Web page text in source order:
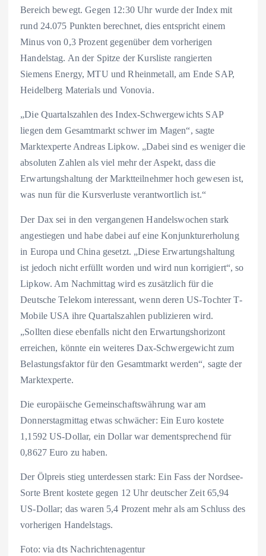
Bereich bewegt. Gegen 12:30 Uhr wurde der Index mit
rund 24.075 Punkten berechnet, dies entspricht einem
Minus von 0,3 Prozent gegenüber dem vorherigen
Handelstag. An der Spitze der Kursliste rangierten
Siemens Energy, MTU und Rheinmetall, am Ende SAP,
Heidelberg Materials und Vonovia.
„Die Quartalszahlen des Index-Schwergewichts SAP
liegen dem Gesamtmarkt schwer im Magen“, sagte
Marktexperte Andreas Lipkow. „Dabei sind es weniger die
absoluten Zahlen als viel mehr der Aspekt, dass die
Erwartungshaltung der Marktteilnehmer hoch gewesen ist,
was nun für die Kursverluste verantwortlich ist.“
Der Dax sei in den vergangenen Handelswochen stark
angestiegen und habe dabei auf eine Konjunkturerholung
in Europa und China gesetzt. „Diese Erwartungshaltung
ist jedoch nicht erfüllt worden und wird nun korrigiert“, so
Lipkow. Am Nachmittag wird es zusätzlich für die
Deutsche Telekom interessant, wenn deren US-Tochter T-
Mobile USA ihre Quartalszahlen publizieren wird.
„Sollten diese ebenfalls nicht den Erwartungshorizont
erreichen, könnte ein weiteres Dax-Schwergewicht zum
Belastungsfaktor für den Gesamtmarkt werden“, sagte der
Marktexperte.
Die europäische Gemeinschaftswährung war am
Donnerstagmittag etwas schwächer: Ein Euro kostete
1,1592 US-Dollar, ein Dollar war dementsprechend für
0,8627 Euro zu haben.
Der Ölpreis stieg unterdessen stark: Ein Fass der Nordsee-
Sorte Brent kostete gegen 12 Uhr deutscher Zeit 65,94
US-Dollar; das waren 5,4 Prozent mehr als am Schluss des
vorherigen Handelstags.
Foto: via dts Nachrichtenagentur